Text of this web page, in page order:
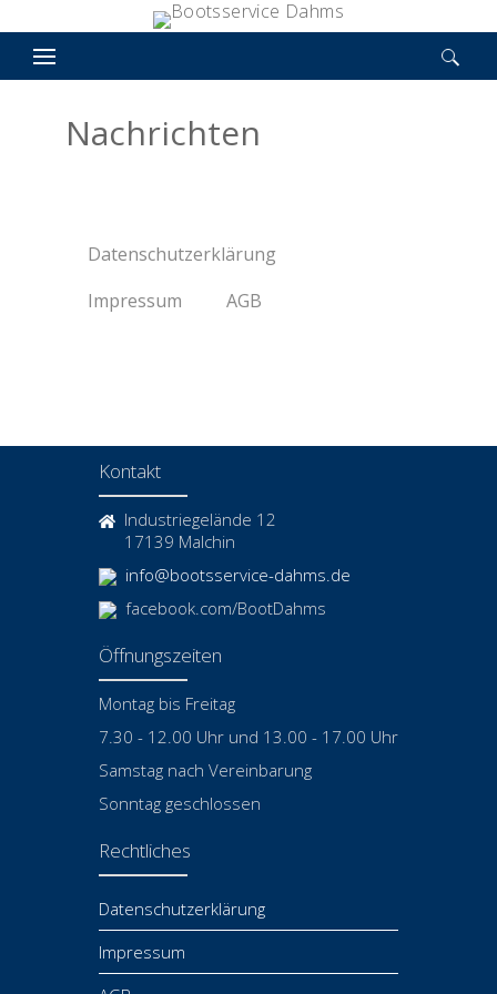
Suchen nach:
Nachrichten
Datenschutzerklärung
Impressum
AGB
Kontakt
Industriegelände 12
17139 Malchin
info@bootsservice-dahms.de
facebook.com/BootDahms
Öffnungszeiten
Montag bis Freitag
7.30 - 12.00 Uhr und 13.00 - 17.00 Uhr
Samstag nach Vereinbarung
Sonntag geschlossen
Rechtliches
Datenschutzerklärung
Impressum